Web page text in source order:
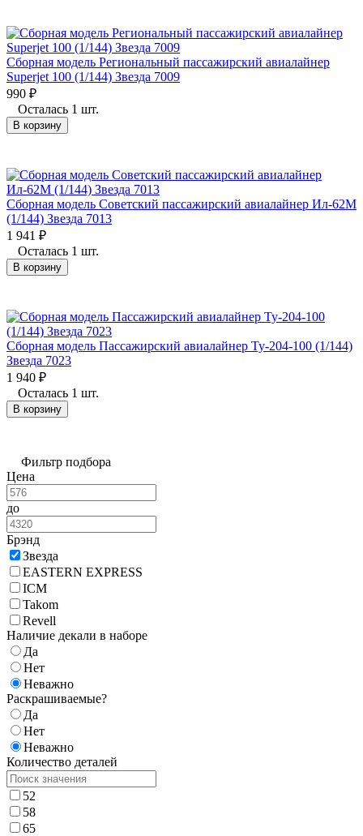
Сборная модель Региональный пассажирский авиалайнер
Superjet 100 (1/144) Звезда 7009
990 ₽
Осталась 1 шт.
В корзину
Сборная модель Советский пассажирский авиалайнер Ил-62М
(1/144) Звезда 7013
1 941 ₽
Осталась 1 шт.
В корзину
Сборная модель Пассажирский авиалайнер Ту-204-100 (1/144)
Звезда 7023
1 940 ₽
Осталась 1 шт.
В корзину
Фильтр подбора
Цена
до
Брэнд
Звезда
EASTERN EXPRESS
ICM
Takom
Revell
Наличие декали в наборе
Да
Нет
Неважно
Раскрашиваемые?
Да
Нет
Неважно
Количество деталей
52
58
65